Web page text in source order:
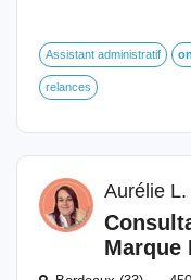
Assistant administratif
relances
Aurélie L.
Marque